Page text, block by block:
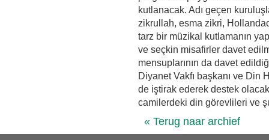
kutlanacak. Adı geçen
zikrullah, esma zikri,
tarz bir müzikal kutlamanın
ve seçkin misafirler davet
mensuplarının da davet
Diyanet Vakfı başkanı ve Din
de iştirak ederek destek
camilerdeki din görevlileri ve
« Terug naar archief